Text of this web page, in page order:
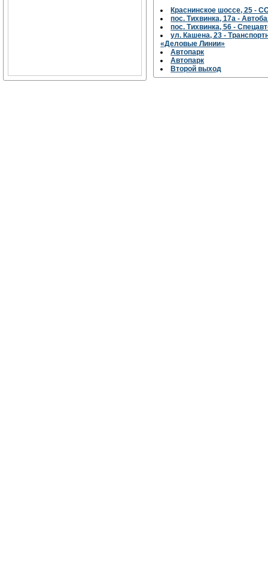
Краснинское шоссе, 25 -
пос. Тихвинка, 17а -
пос. Тихвинка, 56 -
ул. Кашена, 23 -
«Деловые Линии»
Автопарк
Автопарк
Второй выход